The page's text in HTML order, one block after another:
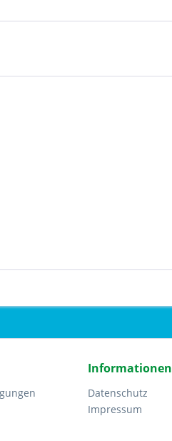
Informationen
Datenschutz
Impressum